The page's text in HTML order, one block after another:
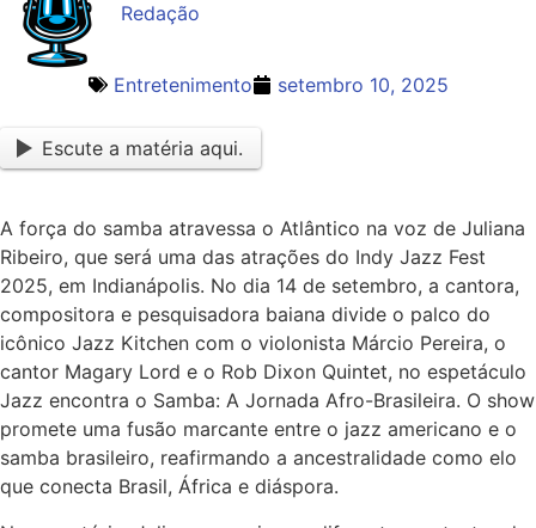
Redação
Entretenimento setembro 10, 2025
Escute a matéria aqui.
A força do samba atravessa o Atlântico na voz de Juliana
Ribeiro, que será uma das atrações do Indy Jazz Fest
2025, em Indianápolis. No dia 14 de setembro, a cantora,
compositora e pesquisadora baiana divide o palco do
icônico Jazz Kitchen com o violonista Márcio Pereira, o
cantor Magary Lord e o Rob Dixon Quintet, no espetáculo
Jazz encontra o Samba: A Jornada Afro-Brasileira. O show
promete uma fusão marcante entre o jazz americano e o
samba brasileiro, reafirmando a ancestralidade como elo
que conecta Brasil, África e diáspora.